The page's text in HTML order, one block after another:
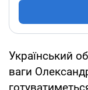
Український
ваги